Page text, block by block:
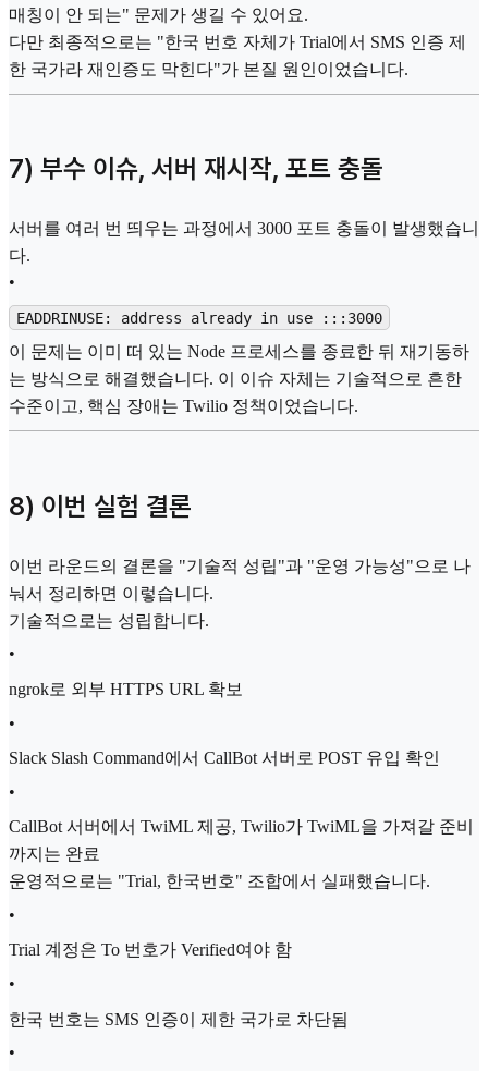
매칭이 안 되는" 문제가 생길 수 있어요.
다만 최종적으로는 "한국 번호 자체가 Trial에서 SMS 인증 제
한 국가라 재인증도 막힌다"가 본질 원인이었습니다.
7) 부수 이슈, 서버 재시작, 포트 충돌
서버를 여러 번 띄우는 과정에서 3000 포트 충돌이 발생했습니
다.
•
EADDRINUSE: address already in use :::3000
이 문제는 이미 떠 있는 Node 프로세스를 종료한 뒤 재기동하
는 방식으로 해결했습니다. 이 이슈 자체는 기술적으로 흔한
수준이고, 핵심 장애는 Twilio 정책이었습니다.
8) 이번 실험 결론
이번 라운드의 결론을 "기술적 성립"과 "운영 가능성"으로 나
눠서 정리하면 이렇습니다.
기술적으로는 성립합니다.
•
ngrok로 외부 HTTPS URL 확보
•
Slack Slash Command에서 CallBot 서버로 POST 유입 확인
•
CallBot 서버에서 TwiML 제공, Twilio가 TwiML을 가져갈 준비
까지는 완료
운영적으로는 "Trial, 한국번호" 조합에서 실패했습니다.
•
Trial 계정은 To 번호가 Verified여야 함
•
한국 번호는 SMS 인증이 제한 국가로 차단됨
•